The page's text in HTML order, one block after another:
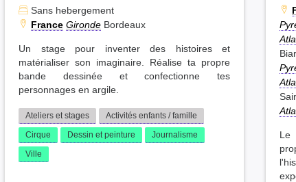
Sans hebergement
France Gironde Bordeaux
Un stage pour inventer des histoires et
matérialiser son imaginaire. Réalise ta propre
bande dessinée et confectionne tes
personnages en argile.
Ateliers et stages
Activités enfants / famille
Cirque
Dessin et peinture
Journalisme
Ville
Le